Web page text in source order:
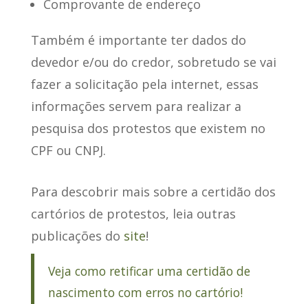
Comprovante de endereço
Também é importante ter dados do
devedor e/ou do credor, sobretudo se vai
fazer a solicitação pela internet, essas
informações servem para realizar a
pesquisa dos protestos que existem no
CPF ou CNPJ.
Para descobrir mais sobre a certidão dos
cartórios de protestos, leia outras
publicações do site!
Veja como retificar uma certidão de
nascimento com erros no cartório!